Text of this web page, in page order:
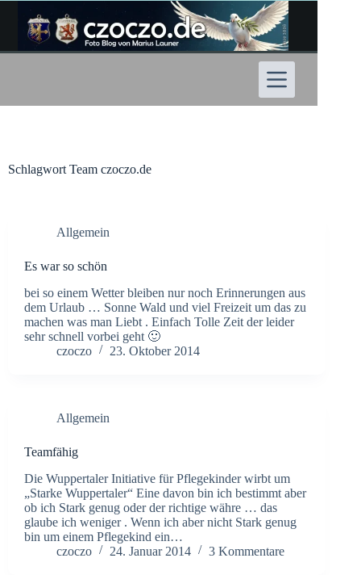
Inhalt
springen
Schlagwort Team czoczo.de
Allgemein
Es war so schön
bei so einem Wetter bleiben nur noch Erinnerungen aus
dem Urlaub … Sonne Wald und viel Freizeit um das zu
machen was man Liebt . Einfach Tolle Zeit der leider
sehr schnell vorbei geht 🙂
czoczo
23. Oktober 2014
Allgemein
Teamfähig
Die Wuppertaler Initiative für Pflegekinder wirbt um
„Starke Wuppertaler“ Eine davon bin ich bestimmt aber
ob ich Stark genug oder der richtige währe … das
glaube ich weniger . Wenn ich aber nicht Stark genug
bin um einem Pflegekind ein…
czoczo
24. Januar 2014 3 Kommentare